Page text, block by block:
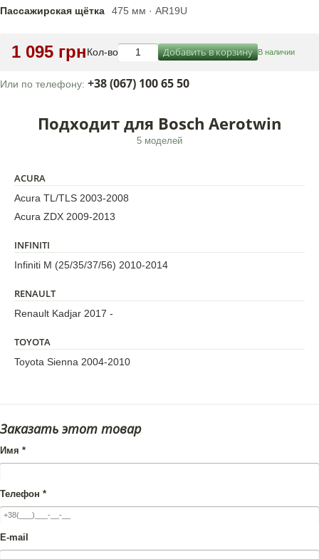
Пассажирская щётка
475 мм · AR19U
1 095 грнКол-во Добавить в корзину В наличии
Или по телефону: +38 (067) 100 65 50
Подходит для Bosch Aerotwin
5 моделей
ACURA
Acura TL/TLS 2003-2008
Acura ZDX 2009-2013
INFINITI
Infiniti M (25/35/37/56) 2010-2014
RENAULT
Renault Kadjar 2017 -
TOYOTA
Toyota Sienna 2004-2010
Заказать этот товар
Имя *
Телефон *
E-mail